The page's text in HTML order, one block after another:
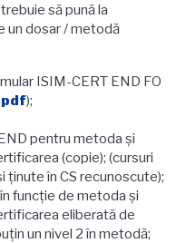
să pună la
un dosar / metodă
ISIM-CERT END FO
);
pentru metoda şi
(copie); (cursuri
în CS recunoscute);
funcţie de metoda şi
eliberată de
un nivel 2 în metodă;